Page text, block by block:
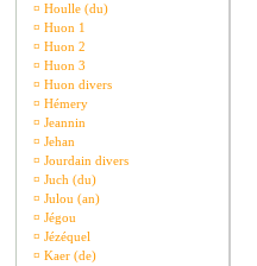
¤ Houlle (du)
¤ Huon 1
¤ Huon 2
¤ Huon 3
¤ Huon divers
¤ Hémery
¤ Jeannin
¤ Jehan
¤ Jourdain divers
¤ Juch (du)
¤ Julou (an)
¤ Jégou
¤ Jézéquel
¤ Kaer (de)